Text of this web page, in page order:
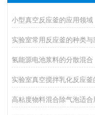
小型真空反应釜的应用领域
实验室常用反应釜的种类与
氢能源电池浆料的分散混合
实验室真空搅拌乳化反应釜